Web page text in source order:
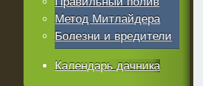
Метод Митлайдера
Болезни и вредители
Календарь дачника